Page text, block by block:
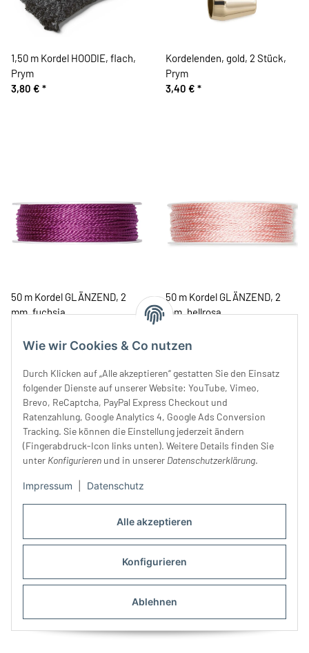
Alle akzeptieren
Konfigurieren
Ablehnen
Wie wir Cookies & Co nutzen
Durch Klicken auf „Alle akzeptieren“ gestatten Sie den Einsatz
folgender Dienste auf unserer Website: YouTube, Vimeo,
Brevo, ReCaptcha, PayPal Express Checkout und
Ratenzahlung, Google Analytics 4, Google Ads Conversion
Tracking. Sie können die Einstellung jederzeit ändern
(Fingerabdruck-Icon links unten). Weitere Details finden Sie
unter Konfigurieren und in unserer Datenschutzerklärung.
Impressum Datenschutz
1,50 m Kordel HOODIE, flach,
Prym
3,80 € *
Kordelenden, gold, 2 Stück,
Prym
3,40 € *
50 m Kordel GLÄNZEND, 2
mm, fuchsia
0,20 € pro 1 m
50 m Kordel GLÄNZEND, 2
mm, hellrosa
0,20 € pro 1 m
9,99 €*
mm, weinrot
9,99 €*